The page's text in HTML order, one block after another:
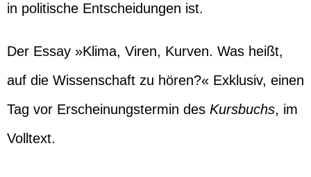
in politische Entscheidungen ist.
Der Essay »Klima, Viren, Kurven. Was heißt,
auf die Wissenschaft zu hören?« Exklusiv, einen
Tag vor Erscheinungstermin des Kursbuchs, im
Volltext.